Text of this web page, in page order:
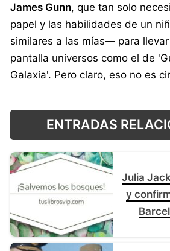
James Gunn, que tan solo
papel y las habilidades de un
similares a las mías— para
pantalla universos como el de
Galaxia'. Pero claro, eso no es
ENTRADAS
Julia
y